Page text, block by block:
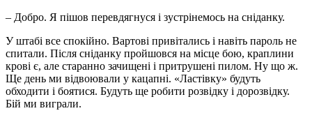
– Добро. Я пішов перевдягнуся і зустрінемось на сніданку.
У штабі все спокійно. Вартові привітались і навіть пароль не
спитали. Після сніданку пройшовся на місце бою, краплини
крові є, але старанно зачищені і притрушені пилом. Ну що ж.
Ще день ми відвоювали у кацапні. «Ластівку» будуть
обходити і боятися. Будуть ще робити розвідку і дорозвідку.
Бій ми виграли.